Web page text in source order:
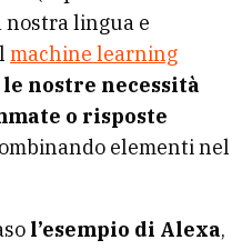
lingua e
machine learning
nostre necessità
o risposte
elementi nel
l’esempio di Alexa,